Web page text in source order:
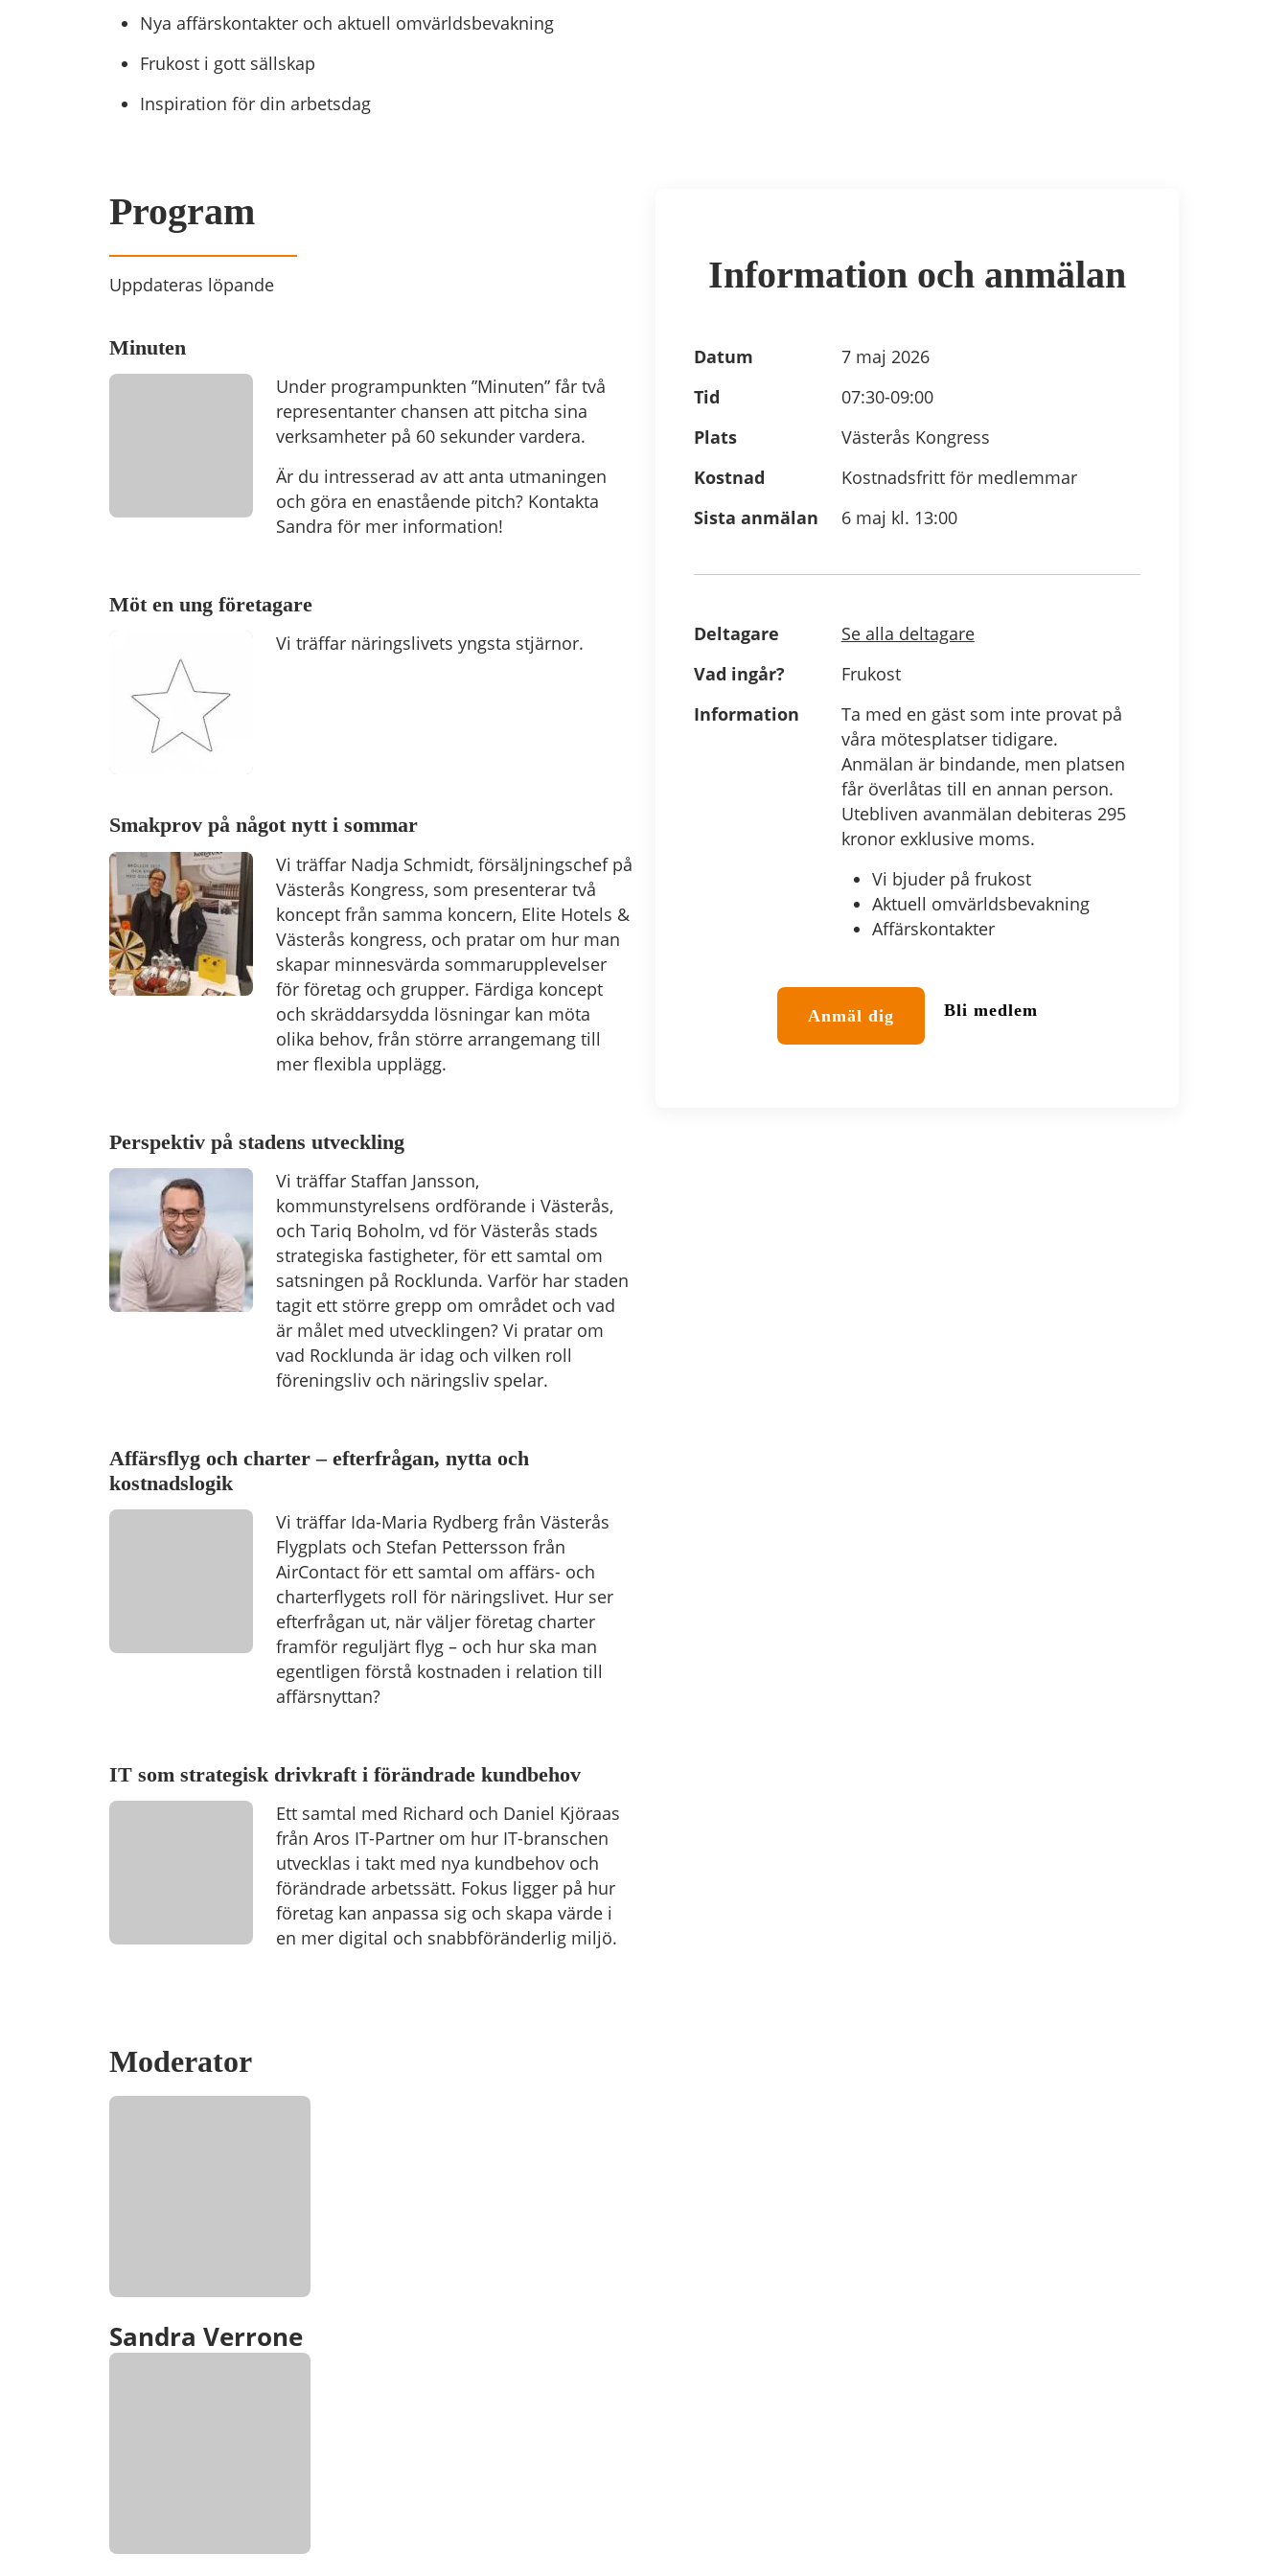
Nya affärskontakter och aktuell omvärldsbevakning
Frukost i gott sällskap
Inspiration för din arbetsdag
Program
Uppdateras löpande
Minuten
Under programpunkten ”Minuten” får två
representanter chansen att pitcha sina
verksamheter på 60 sekunder vardera.
Är du intresserad av att anta utmaningen
och göra en enastående pitch? Kontakta
Sandra för mer information!
Möt en ung företagare
Vi träffar näringslivets yngsta stjärnor.
Smakprov på något nytt i sommar
Vi träffar Nadja Schmidt, försäljningschef på
Västerås Kongress, som presenterar två
koncept från samma koncern, Elite Hotels &
Västerås kongress, och pratar om hur man
skapar minnesvärda sommarupplevelser
för företag och grupper. Färdiga koncept
och skräddarsydda lösningar kan möta
olika behov, från större arrangemang till
mer flexibla upplägg.
Perspektiv på stadens utveckling
Vi träffar Staffan Jansson,
kommunstyrelsens ordförande i Västerås,
och Tariq Boholm, vd för Västerås stads
strategiska fastigheter, för ett samtal om
satsningen på Rocklunda. Varför har staden
tagit ett större grepp om området och vad
är målet med utvecklingen? Vi pratar om
vad Rocklunda är idag och vilken roll
föreningsliv och näringsliv spelar.
Affärsflyg och charter – efterfrågan, nytta och
kostnadslogik
Vi träffar Ida-Maria Rydberg från Västerås
Flygplats och Stefan Pettersson från
AirContact för ett samtal om affärs- och
charterflygets roll för näringslivet. Hur ser
efterfrågan ut, när väljer företag charter
framför reguljärt flyg – och hur ska man
egentligen förstå kostnaden i relation till
affärsnyttan?
IT som strategisk drivkraft i förändrade kundbehov
Ett samtal med Richard och Daniel Kjöraas
från Aros IT-Partner om hur IT-branschen
utvecklas i takt med nya kundbehov och
förändrade arbetssätt. Fokus ligger på hur
företag kan anpassa sig och skapa värde i
en mer digital och snabbföränderlig miljö.
Moderator
Sandra Verrone
Information och anmälan
Datum
7 maj 2026
Tid
07:30-09:00
Plats
Västerås Kongress
Kostnad
Kostnadsfritt för medlemmar
Sista anmälan
6 maj kl. 13:00
Deltagare
Se alla deltagare
Vad ingår?
Frukost
Information
Ta med en gäst som inte provat på
våra mötesplatser tidigare.
Anmälan är bindande, men platsen
får överlåtas till en annan person.
Utebliven avanmälan debiteras 295
kronor exklusive moms.
Vi bjuder på frukost
Aktuell omvärldsbevakning
Affärskontakter
Anmäl dig Bli medlem